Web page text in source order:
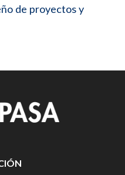
de proyectos y